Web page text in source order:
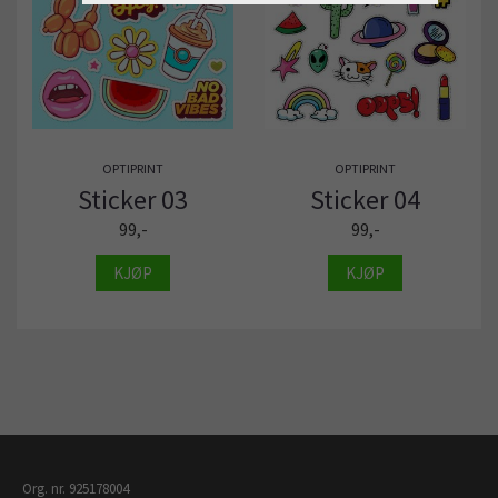
OPTIPRINT
Sticker 03
99,-
KJØP
OPTIPRINT
Sticker 04
99,-
KJØP
Org. nr. 925178004